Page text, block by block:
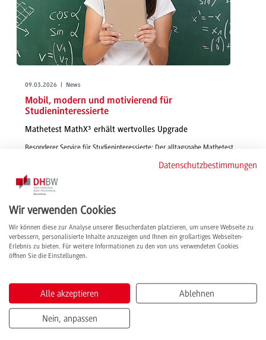
09.03.2026 | News
Mobil, modern und motivierend für
Studieninteressierte
Mathetest MathX³ erhält wertvolles Upgrade
Besonderer Service für Studieninteressierte: Der alltagsnahe Mathetest
MathX³ liefert nach seinem Upgrade noch mehr Extras für seine
User*innen – inkl. Zertifikat zum Highlighten der Studienplatzbewerbung.
weiterlesen
Datenschutzbestimmungen
Wir verwenden Cookies
Wir können diese zur Analyse unserer Besucherdaten platzieren, um unsere Webseite zu
verbessern, personalisierte Inhalte anzuzeigen und Ihnen ein großartiges Webseiten-
Erlebnis zu bieten. Für weitere Informationen zu den von uns verwendeten Cookies
öffnen Sie die Einstellungen.
Alle akzeptieren Ablehnen
Nein, anpassen